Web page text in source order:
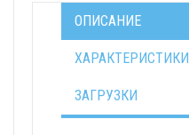
ОПИСАНИЕ
ХАРАКТЕРИСТИКИ
ЗАГРУЗКИ